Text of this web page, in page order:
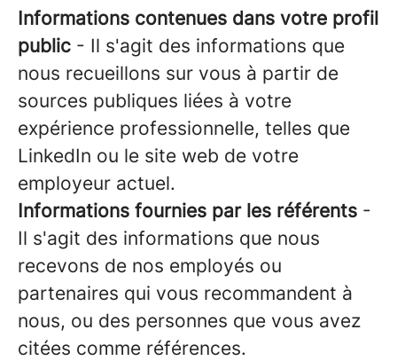
Informations contenues dans votre profil
public - Il s'agit des informations que
nous recueillons sur vous à partir de
sources publiques liées à votre
expérience professionnelle, telles que
LinkedIn ou le site web de votre
employeur actuel.
Informations fournies par les référents -
Il s'agit des informations que nous
recevons de nos employés ou
partenaires qui vous recommandent à
nous, ou des personnes que vous avez
citées comme références.